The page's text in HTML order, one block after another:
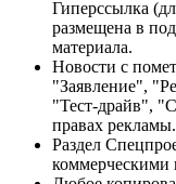
Гиперссылка
размещена в
материала.
Новости с
"Заявление",
"Тест-драйв",
правах рекламы.
Раздел
коммерческими